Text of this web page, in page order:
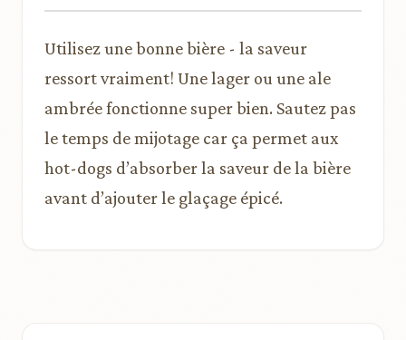
Utilisez une bonne bière - la saveur
ressort vraiment! Une lager ou une ale
ambrée fonctionne super bien. Sautez pas
le temps de mijotage car ça permet aux
hot-dogs d’absorber la saveur de la bière
avant d’ajouter le glaçage épicé.